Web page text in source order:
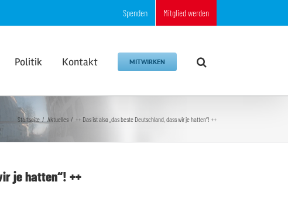
Spenden Mitglied werden
Politik Kontakt MITWIRKEN
Startseite Aktuelles ++ Das ist also „das beste Deutschland, dass wir je hatten“! ++
je hatten“! ++